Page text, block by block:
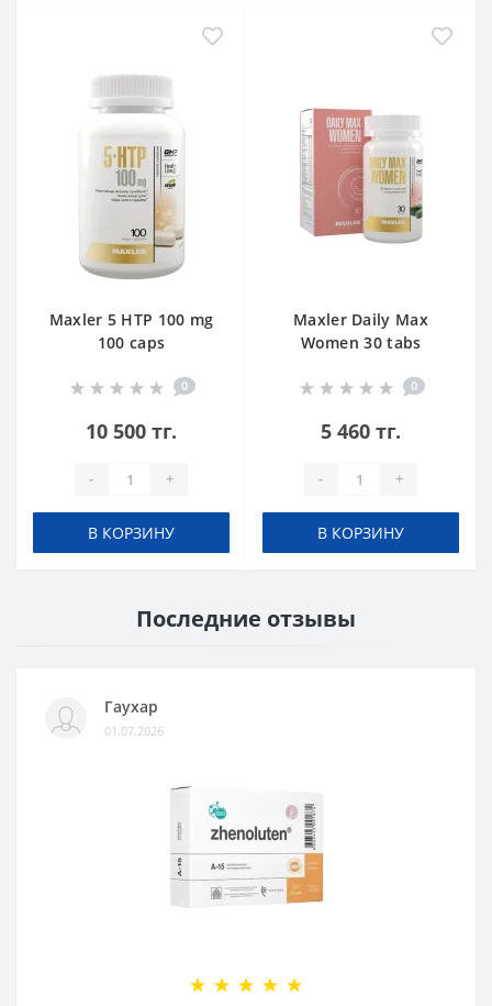
Maxler 5 HTP 100 mg
100 caps
0
10 500 тг.
- +
В КОРЗИНУ
Maxler Daily Max
Women 30 tabs
0
5 460 тг.
- +
В КОРЗИНУ
Последние отзывы
Гаухар
01.07.2026